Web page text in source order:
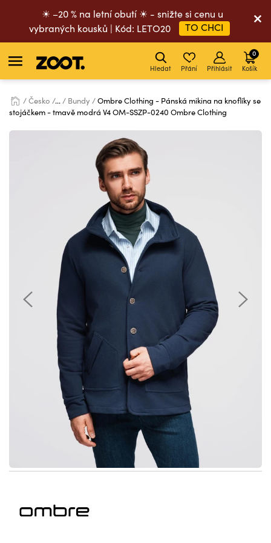
☀ –20 % na letní obutí ☀ - snižte si cenu u
vybraných kousků | Kód: LETO20
TO CHCI
Hledat Přání Přihlásit Košík
0
Česko ... Bundy
Ombre Clothing - Pánská mikina na knoflíky se
stojáčkem - tmavě modrá V4 OM-SSZP-0240 Ombre Clothing